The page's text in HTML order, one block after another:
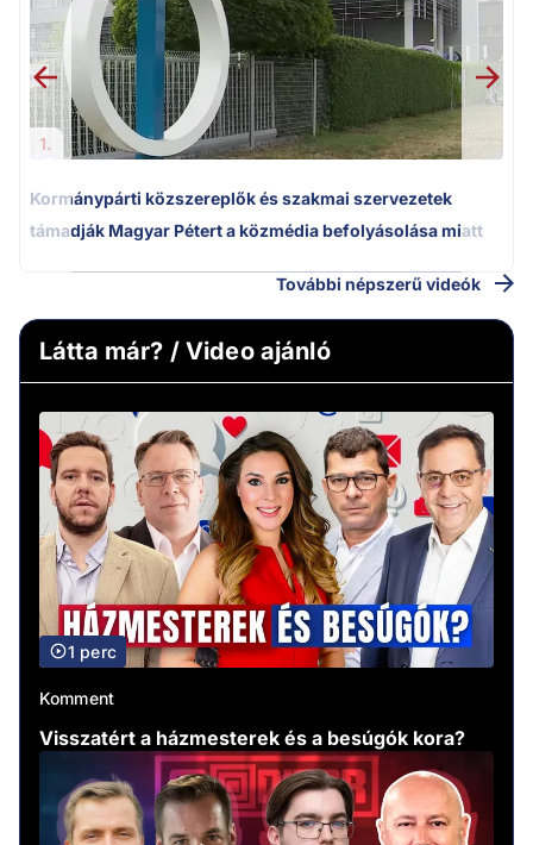
1.
Kormánypárti közszereplők és szakmai szervezetek
támadják Magyar Pétert a közmédia befolyásolása miatt
További népszerű videók
Látta már? / Video ajánló
1 perc
Komment
Visszatért a házmesterek és a besúgók kora?